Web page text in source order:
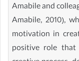
Amabile and
Amabile, 2010),
motivation in
positive role